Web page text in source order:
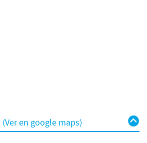
(Ver en google maps)